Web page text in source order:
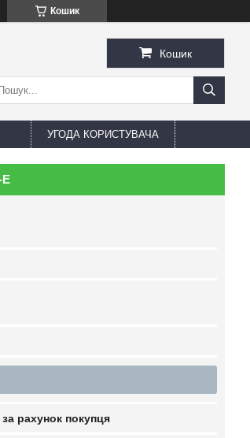
Кошик
Кошик
УГОДА КОРИСТУВАЧА
E
за рахунок покупця